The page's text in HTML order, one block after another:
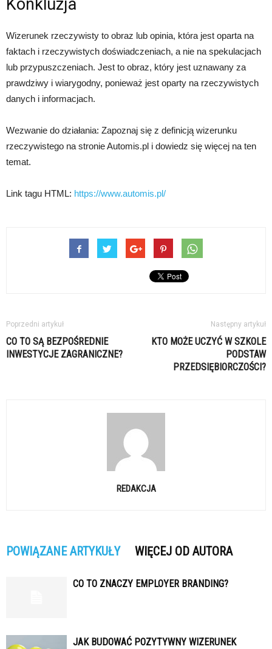
Konkluzja
Wizerunek rzeczywisty to obraz lub opinia, która jest oparta na
faktach i rzeczywistych doświadczeniach, a nie na spekulacjach
lub przypuszczeniach. Jest to obraz, który jest uznawany za
prawdziwy i wiarygodny, ponieważ jest oparty na rzeczywistych
danych i informacjach.
Wezwanie do działania: Zapoznaj się z definicją wizerunku
rzeczywistego na stronie Automis.pl i dowiedz się więcej na ten
temat.
Link tagu HTML: https://www.automis.pl/
Poprzedni artykuł
CO TO SĄ BEZPOŚREDNIE
INWESTYCJE ZAGRANICZNE?
Następny artykuł
KTO MOŻE UCZYĆ W SZKOLE
PODSTAW
PRZEDSIĘBIORCZOŚCI?
REDAKCJA
POWIĄZANE ARTYKUŁY WIĘCEJ OD AUTORA
CO TO ZNACZY EMPLOYER BRANDING?
JAK BUDOWAĆ POZYTYWNY WIZERUNEK